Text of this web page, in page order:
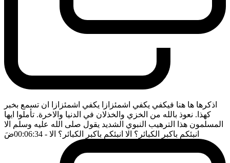
اذكرها ها هنا فيكفي يكفي اشمئزازا يكفي اشمئزازا ان تسمع بخبر
كهذا. نعوذ بالله من الخزي والخذلان في الدنيا والاخرة. تأملوا ايها
المسلمون هذا الترهيب النبوي الشديد يقول صلى الله عليه وسلم الا
انبئكم باكبر الكبائر؟ الا انبئكم باكبر الكبائر؟ الا - 00:06:34 ضَ